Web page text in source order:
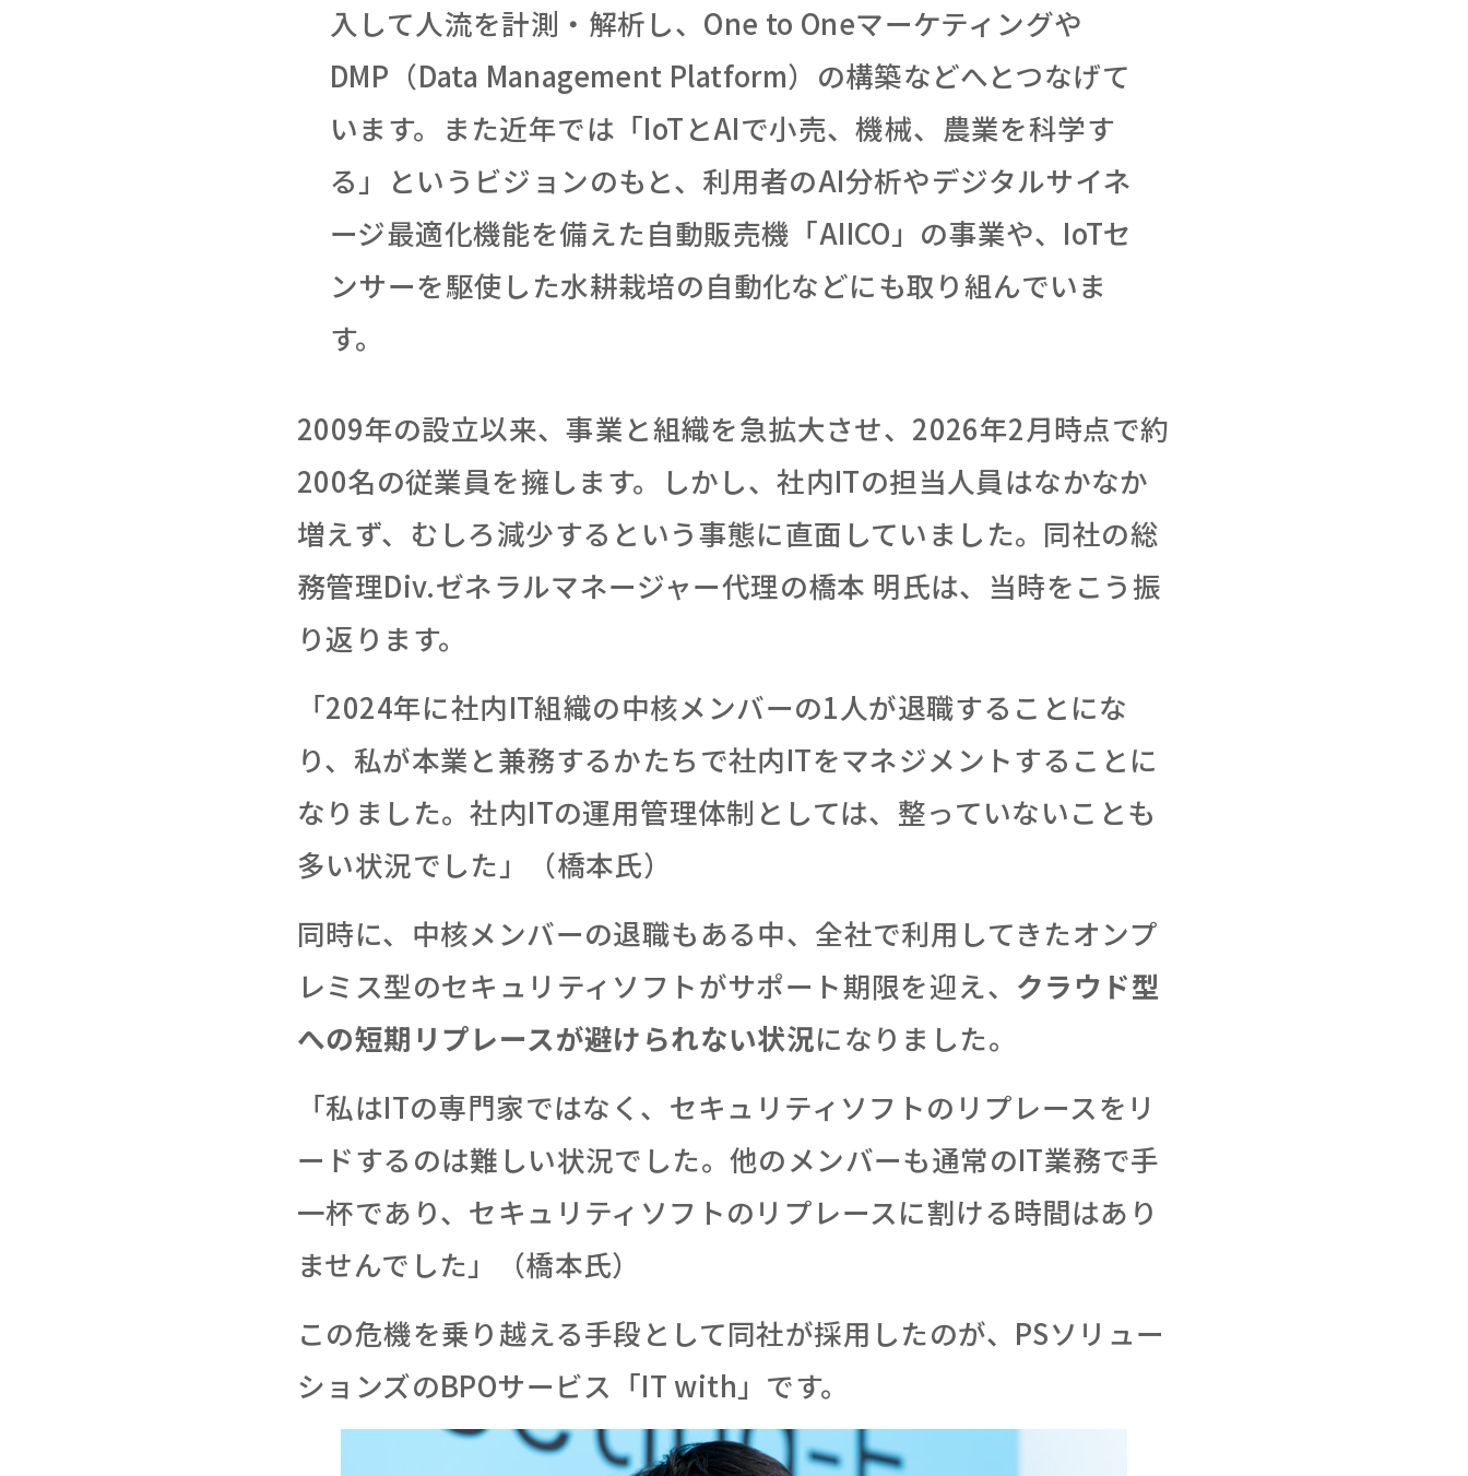
入して人流を計測・解析し、One to Oneマーケティングや
DMP（Data Management Platform）の構築などへとつなげて
います。また近年では「IoTとAIで小売、機械、農業を科学す
る」というビジョンのもと、利用者のAI分析やデジタルサイネ
ージ最適化機能を備えた自動販売機「AIICO」の事業や、IoTセ
ンサーを駆使した水耕栽培の自動化などにも取り組んでいま
す。
2009年の設立以来、事業と組織を急拡大させ、2026年2月時点で約
200名の従業員を擁します。しかし、社内ITの担当人員はなかなか
増えず、むしろ減少するという事態に直面していました。同社の総
務管理Div.ゼネラルマネージャー代理の橋本 明氏は、当時をこう振
り返ります。
「2024年に社内IT組織の中核メンバーの1人が退職することにな
り、私が本業と兼務するかたちで社内ITをマネジメントすることに
なりました。社内ITの運用管理体制としては、整っていないことも
多い状況でした」（橋本氏）
同時に、中核メンバーの退職もある中、全社で利用してきたオンプ
レミス型のセキュリティソフトがサポート期限を迎え、 クラウド型
への短期リプレースが避けられない状況になりました。
「私はITの専門家ではなく、セキュリティソフトのリプレースをリ
ードするのは難しい状況でした。他のメンバーも通常のIT業務で手
一杯であり、セキュリティソフトのリプレースに割ける時間はあり
ませんでした」（橋本氏）
この危機を乗り越える手段として同社が採用したのが、PSソリュー
ションズのBPOサービス「IT with」です。